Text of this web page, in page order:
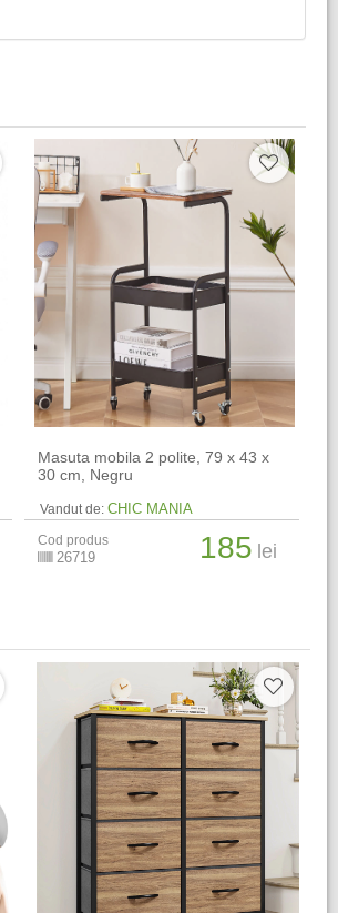
Masuta mobila 2 polite, 79 x 43 x
30 cm, Negru
Vandut de: CHIC MANIA
Cod produs
26719 185 lei